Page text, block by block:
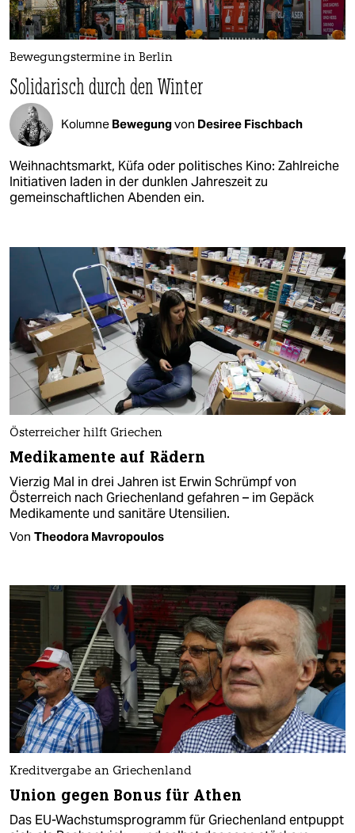
Bewegungstermine in Berlin
Solidarisch durch den Winter
Kolumne Bewegungvon Desiree Fischbach
Weihnachtsmarkt, Küfa oder politisches Kino: Zahlreiche
Initiativen laden in der dunklen Jahreszeit zu
gemeinschaftlichen Abenden ein.
Österreicher hilft Griechen
Medikamente auf Rädern
Vierzig Mal in drei Jahren ist Erwin Schrümpf von
Österreich nach Griechenland gefahren – im Gepäck
Medikamente und sanitäre Utensilien.
Von Theodora Mavropoulos
Kreditvergabe an Griechenland
Union gegen Bonus für Athen
Das EU-Wachstumsprogramm für Griechenland entpuppt